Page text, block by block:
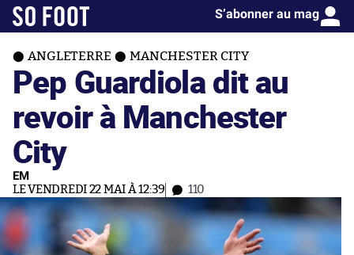
S’abonner au mag
ANGLETERRE MANCHESTER CITY
Pep Guardiola dit au
revoir à Manchester
City
EM
LE VENDREDI 22 MAI À 12:39 110